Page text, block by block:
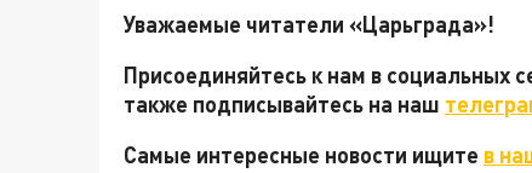
Уважаемые читатели «Царьграда»!
Присоединяйтесь к нам в социальных
также подписывайтесь на наш
Самые интересные новости ищите в